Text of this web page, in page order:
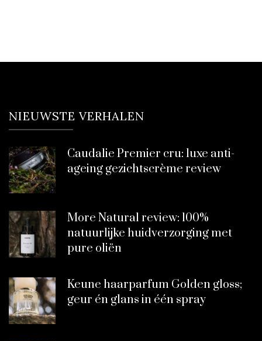
NIEUWSTE VERHALEN
Caudalie Premier cru: luxe anti-
ageing gezichtscrème review
More Natural review: 100%
natuurlijke huidverzorging met
pure oliën
Keune haarparfum Golden gloss;
geur én glans in één spray